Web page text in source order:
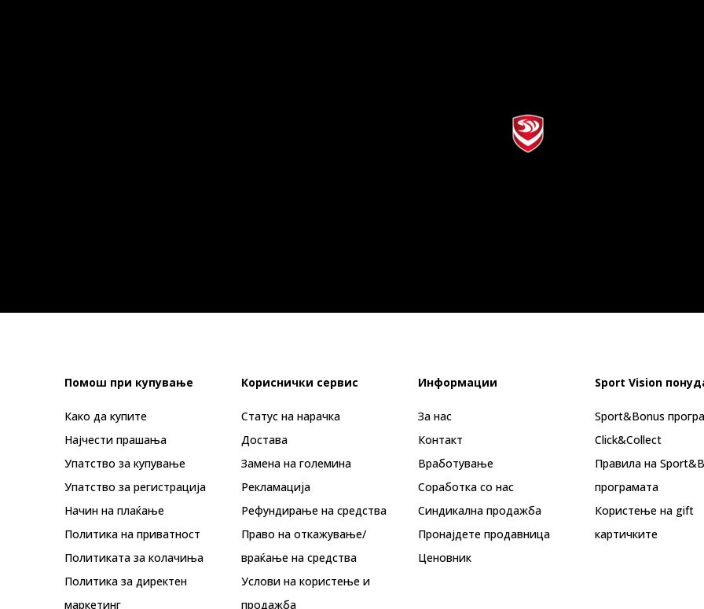
Помош при купување
Како да купите
Најчести прашања
Упатство за купување
Упатство за регистрација
Начин на плаќање
Политика на приватност
Политиката за колачиња
Политика за директен
маркетинг
Кориснички сервис
Статус на нарачка
Достава
Замена на големина
Рекламациja
Рефундирање на средства
Право на откажување/
враќање на средства
Услови на користење и
продажба
Информации
За нас
Контакт
Вработување
Соработка со нас
Синдикална продажба
Пронајдете продавница
Ценовник
Sport Vision
Sport&Bonus
Click&Collect
Правила на
програмата
Користење на gift
картичките